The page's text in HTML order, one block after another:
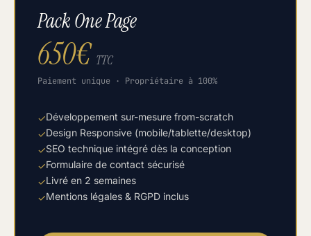
Pack One Page
650€ TTC
Paiement unique · Propriétaire à 100%
✓Développement sur-mesure from-scratch
✓Design Responsive (mobile/tablette/desktop)
✓SEO technique intégré dès la conception
✓Formulaire de contact sécurisé
✓Livré en 2 semaines
✓Mentions légales & RGPD inclus